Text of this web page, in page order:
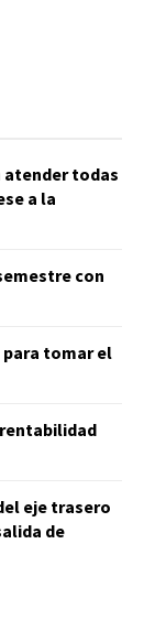
atender todas
a la
con
para tomar el
eje trasero
de